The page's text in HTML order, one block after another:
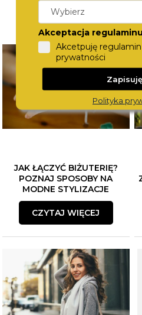
JAK ŁĄCZYĆ BIŻUTERIĘ?
POZNAJ SPOSOBY NA
MODNE STYLIZACJE
CZYTAJ WIĘCEJ
Akceptacja regulaminu
Akcetpuję
prywatności
Polityka